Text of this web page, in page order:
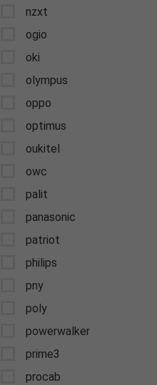
nzxt
ogio
oki
olympus
oppo
optimus
oukitel
owc
palit
panasonic
patriot
philips
pny
poly
powerwalker
prime3
procab